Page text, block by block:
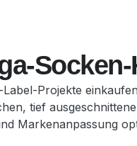
Projekte
tief
Markenanpassung